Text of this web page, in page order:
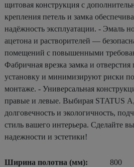
щитовая конструкция с
крепления петель и замка
надёжность эксплуатации. - Эмаль
ацетона и растворителей —
помещений с повышенными
Фабричная врезка замка и
установку и минимизируют риски
монтаже. - Универсальная
правые и левые. Выбирая STATUS А,
долговечность и экологичность,
стиль вашего интерьера. Сделайте
надежности и эстетики!
Ширина полотна (мм):
800